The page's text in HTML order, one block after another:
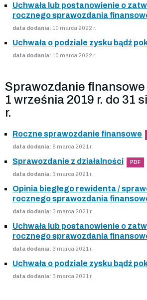
Uchwała lub postanowienie o
rocznego sprawozdania
data dodania: 10 marca 2022 r.
Uchwała o podziale zysku bądź
data dodania: 10 marca 2022 r.
Sprawozdanie
1 września 2019 r. do 31
r.
Roczne sprawozdanie finansowe
data dodania: 8 marca 2021 r.
Sprawozdanie z działalności PDF
data dodania: 3 marca 2021 r.
Opinia biegłego rewidenta /
rocznego sprawozdania
data dodania: 3 marca 2021 r.
Uchwała lub postanowienie o
rocznego sprawozdania
data dodania: 3 marca 2021 r.
Uchwała o podziale zysku bądź
data dodania: 3 marca 2021 r.